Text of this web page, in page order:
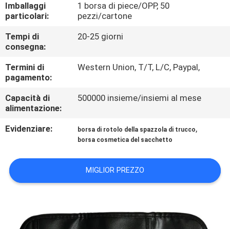
MAPPA
DEL
SITO
POLICY
Imballaggi
particolari:
1 borsa di piece/OPP, 50
pezzi/cartone
Tempi di
consegna:
20-25 giorni
Termini di
pagamento:
Western Union, T/T, L/C, Paypal,
Capacità di
alimentazione:
500000 insieme/insiemi al mese
Evidenziare: borsa di rotolo della spazzola di trucco,
borsa cosmetica del sacchetto
MIGLIOR PREZZO